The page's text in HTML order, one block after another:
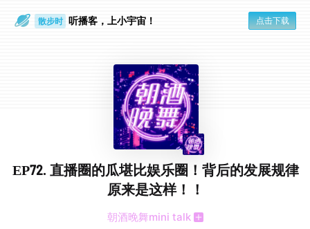
散步时
听播客，上小宇宙！ 点击下载
EP72. 直播圈的瓜堪比娱乐圈！背后的发展规律
原来是这样！！
朝酒晚舞mini talk